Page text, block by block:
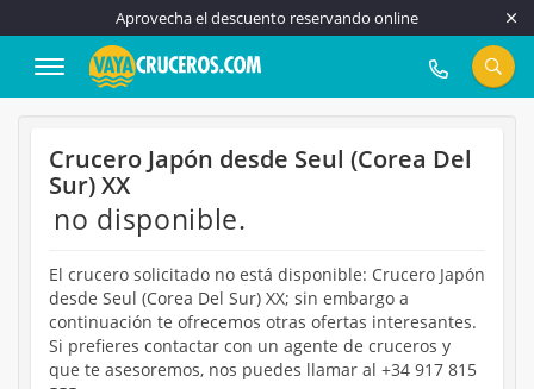
Aprovecha el descuento reservando online
917 815 555
Crucero Japón desde Seul (Corea Del
Sur) XX
no disponible.
El crucero solicitado no está disponible: Crucero Japón
desde Seul (Corea Del Sur) XX; sin embargo a
continuación te ofrecemos otras ofertas interesantes.
Si prefieres contactar con un agente de cruceros y
que te asesoremos, nos puedes llamar al +34 917 815